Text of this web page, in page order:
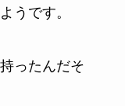
うです。
ったんだそ